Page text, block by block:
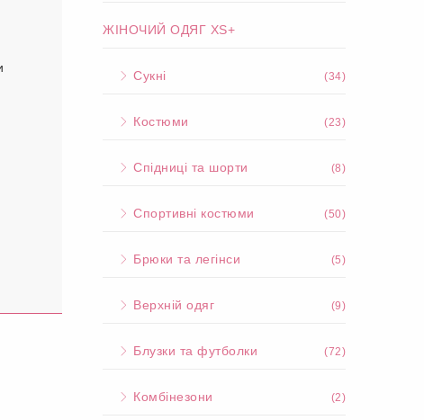
ЖІНОЧИЙ ОДЯГ XS+
Сукні (34)
Костюми (23)
Спідниці та шорти (8)
Спортивні костюми (50)
Брюки та легінси (5)
Верхній одяг (9)
Блузки та футболки (72)
Комбінезони (2)